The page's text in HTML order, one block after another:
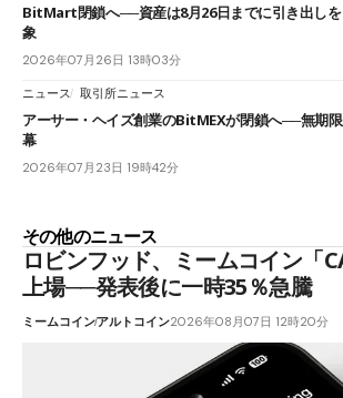
BitMart閉鎖へ──資産は8月26日までに引き出し
象
2026年07月26日 13時03分
ニュース 取引所ニュース
アーサー・ヘイズ創業のBitMEXが閉鎖へ──無期
幕
2026年07月23日 19時42分
その他のニュース
ロビンフッド、ミームコイン「
上場──発表後に一時35％急騰
ミームコインアルトコイン2026年08月07日 12時20分